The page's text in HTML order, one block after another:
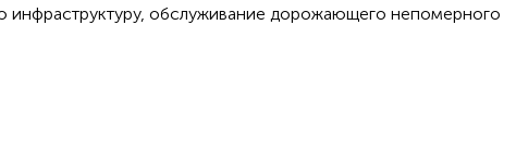
инфраструктуру, обслуживание дорожающего непомерного